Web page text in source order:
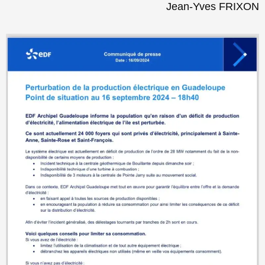
Jean-Yves FRIXON